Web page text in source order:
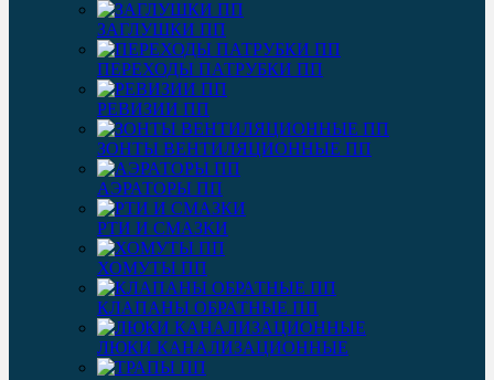
ЗАГЛУШКИ ПП
ПЕРЕХОДЫ ПАТРУБКИ ПП
РЕВИЗИИ ПП
ЗОНТЫ ВЕНТИЛЯЦИОННЫЕ ПП
АЭРАТОРЫ ПП
РТИ И СМАЗКИ
ХОМУТЫ ПП
КЛАПАНЫ ОБРАТНЫЕ ПП
ЛЮКИ КАНАЛИЗАЦИОННЫЕ